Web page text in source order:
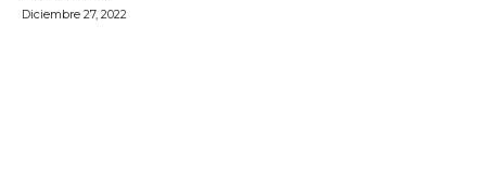
Diciembre 27, 2022